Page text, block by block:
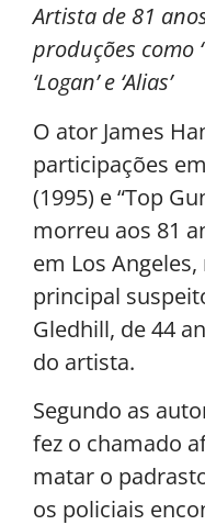
Artista de 81
produções como
‘Logan’ e ‘Alias’
O ator James
participações
(1995) e “Top
morreu aos 81
em Los
principal
Gledhill, de 44
do artista.
Segundo as
fez o chamado
matar o
os policiais